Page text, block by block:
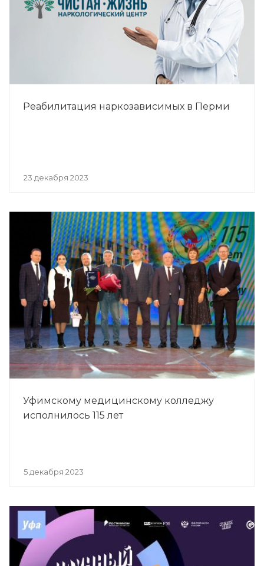
Реабилитация наркозависимых в Перми
23 декабря 2023
Уфимскому медицинскому колледжу
исполнилось 115 лет
5 декабря 2023